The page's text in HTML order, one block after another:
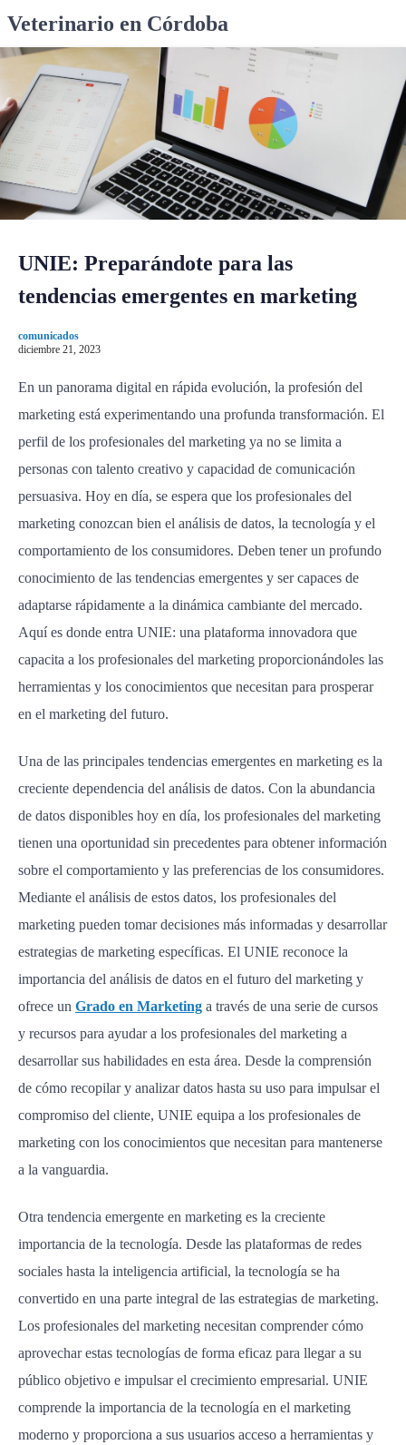
o
c
o
n
Veterinario en Córdoba
UNIE: Preparándote para las
tendencias emergentes en marketing
comunicados
diciembre 21, 2023
En un panorama digital en rápida evolución, la profesión del
marketing está experimentando una profunda transformación. El
perfil de los profesionales del marketing ya no se limita a
personas con talento creativo y capacidad de comunicación
persuasiva. Hoy en día, se espera que los profesionales del
marketing conozcan bien el análisis de datos, la tecnología y el
comportamiento de los consumidores. Deben tener un profundo
conocimiento de las tendencias emergentes y ser capaces de
adaptarse rápidamente a la dinámica cambiante del mercado.
Aquí es donde entra UNIE: una plataforma innovadora que
capacita a los profesionales del marketing proporcionándoles las
herramientas y los conocimientos que necesitan para prosperar
en el marketing del futuro.
Una de las principales tendencias emergentes en marketing es la
creciente dependencia del análisis de datos. Con la abundancia
de datos disponibles hoy en día, los profesionales del marketing
tienen una oportunidad sin precedentes para obtener información
sobre el comportamiento y las preferencias de los consumidores.
Mediante el análisis de estos datos, los profesionales del
marketing pueden tomar decisiones más informadas y desarrollar
estrategias de marketing específicas. El UNIE reconoce la
importancia del análisis de datos en el futuro del marketing y
ofrece un Grado en Marketing a través de una serie de cursos
y recursos para ayudar a los profesionales del marketing a
desarrollar sus habilidades en esta área. Desde la comprensión
de cómo recopilar y analizar datos hasta su uso para impulsar el
compromiso del cliente, UNIE equipa a los profesionales de
marketing con los conocimientos que necesitan para mantenerse
a la vanguardia.
Otra tendencia emergente en marketing es la creciente
importancia de la tecnología. Desde las plataformas de redes
sociales hasta la inteligencia artificial, la tecnología se ha
convertido en una parte integral de las estrategias de marketing.
Los profesionales del marketing necesitan comprender cómo
aprovechar estas tecnologías de forma eficaz para llegar a su
público objetivo e impulsar el crecimiento empresarial. UNIE
comprende la importancia de la tecnología en el marketing
moderno y proporciona a sus usuarios acceso a herramientas y